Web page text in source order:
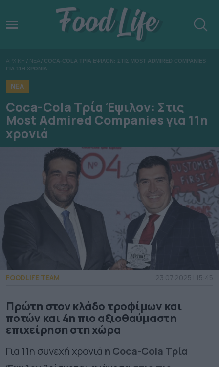
ΑΡΧΙΚΗ / ΝΕΑ / COCA-COLA ΤΡΙΑ ΕΨΙΛΟΝ: ΣΤΙΣ MOST ADMIRED COMPANIES
ΓΙΑ 11Η ΧΡΟΝΙΑ
ΝΕΑ
Coca-Cola Τρία Έψιλον: Στις
Most Admired Companies για 11η
χρονιά
FOODLIFE TEAM 23.07.2025 | 15:45
Πρώτη στον κλάδο τροφίμων και
ποτών και 4η πιο αξιοθαύμαστη
επιχείρηση στη χώρα
Για 11η συνεχή χρονιά η Coca-Cola Τρία